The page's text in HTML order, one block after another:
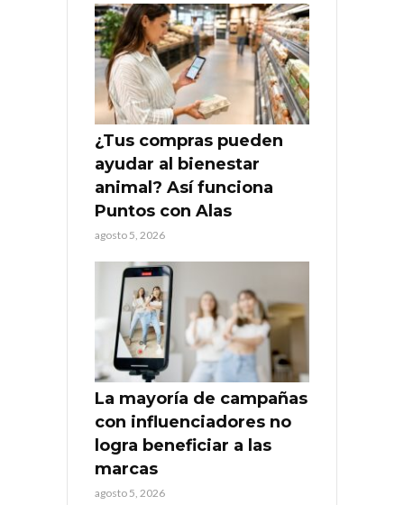
¿Tus compras pueden
ayudar al bienestar
animal? Así funciona
Puntos con Alas
agosto 5, 2026
La mayoría de campañas
con influenciadores no
logra beneficiar a las
marcas
agosto 5, 2026